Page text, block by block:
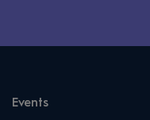
Events